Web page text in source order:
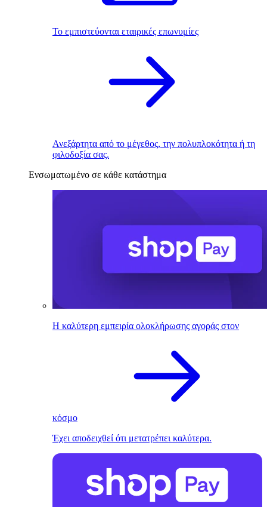
Το εμπιστεύονται εταιρικές επωνυμίες
Ανεξάρτητα από το μέγεθος, την πολυπλοκότητα ή τη
φιλοδοξία σας.
Ενσωματωμένο σε κάθε κατάστημα
Η καλύτερη εμπειρία ολοκλήρωσης αγοράς στον
κόσμο
Έχει αποδειχθεί ότι μετατρέπει καλύτερα.